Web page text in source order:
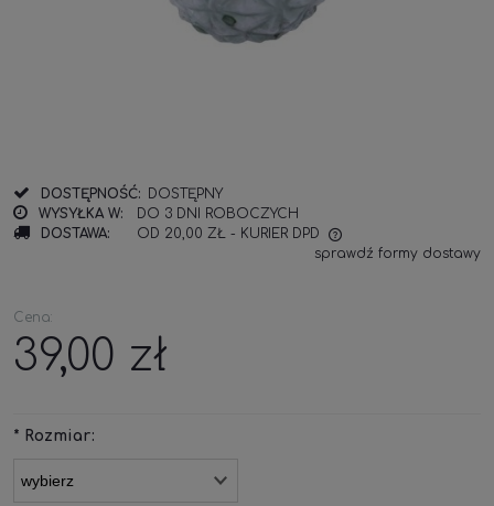
DOSTĘPNOŚĆ:
DOSTĘPNY
WYSYŁKA W:
DO 3 DNI ROBOCZYCH
DOSTAWA:
OD 20,00 ZŁ - KURIER DPD
sprawdź formy dostawy
Cena:
39,00 zł
* Rozmiar: